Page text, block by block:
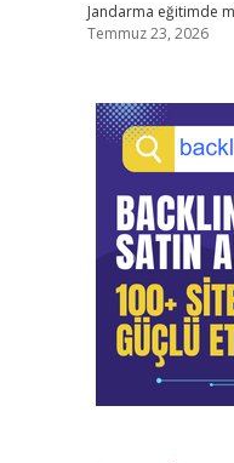
Jandarma eğitimde
Temmuz 23, 2026